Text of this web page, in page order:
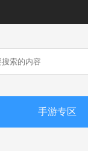
手游专区